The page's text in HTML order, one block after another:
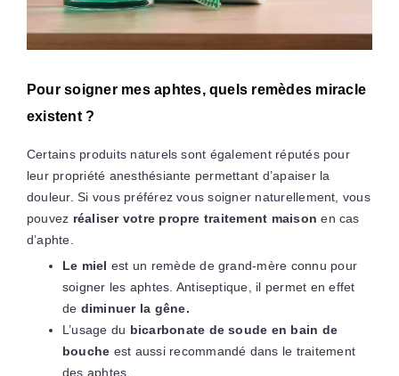
Pour soigner mes aphtes, quels remèdes miracle
existent ?
Certains produits naturels sont également réputés pour
leur propriété anesthésiante permettant d’apaiser la
douleur. Si vous préférez vous soigner naturellement, vous
pouvez réaliser votre propre traitement maison en cas
d’aphte.
Le miel est un remède de grand-mère connu pour
soigner les aphtes. Antiseptique, il permet en effet
de diminuer la gêne.
L’usage du bicarbonate de soude en bain de
bouche est aussi recommandé dans le traitement
des aphtes.